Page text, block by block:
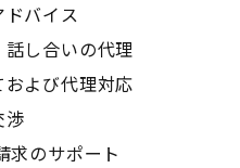
ドバイス
話し合いの代理
および代理対応
渉
求のサポート